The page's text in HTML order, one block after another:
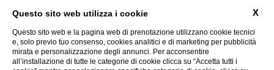
COOKIE POLICY
COMUNICAZIONI
MODELLO ORGANIZZATIVO
ACCESSIBILITÀ
X
Questo sito web utilizza i cookie
Questo sito web e la pagina web di prenotazione utilizzano cookie tecnici
e, solo previo tuo consenso, cookies analitici e di marketing per pubblicità
mirata e personalizzazione degli annunci. Per acconsentire
all’installazione di tutte le categorie di cookie clicca su “Accetta tutti i